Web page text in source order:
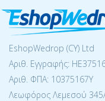
EshopWedrop (CY) Ltd
Αριθ. Εγγραφής:
Αριθ. ΦΠΑ: 10375167Y
Λεωφόρος Λεμεσού